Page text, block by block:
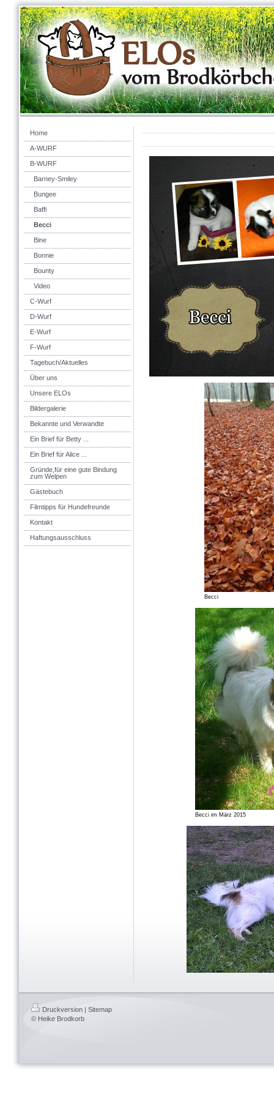
Home
A-WURF
B-WURF
Barney-Smiley
Bungee
Baffi
Becci
Bine
Bonnie
Bounty
Video
C-Wurf
D-Wurf
E-Wurf
F-Wurf
Tagebuch/Aktuelles
Über uns
Unsere ELOs
Bildergalerie
Bekannte und Verwandte
Ein Brief für Betty ...
Ein Brief für Alice ...
Gründe,für eine gute Bindung
zum Welpen
Gästebuch
Filmtipps für Hundefreunde
Kontakt
Haftungsausschluss
Becci
Becci im März 2015
Druckversion | Sitemap
© Heike Brodkorb